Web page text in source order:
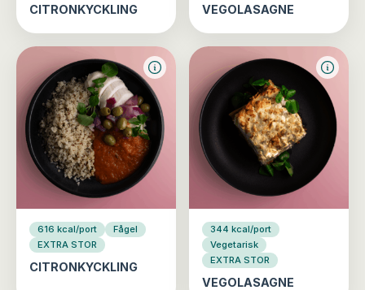
CITRONKYCKLING VEGOLASAGNE
616 kcal/port
Fågel
EXTRA STOR
CITRONKYCKLING
344 kcal/port
Vegetarisk
EXTRA STOR
VEGOLASAGNE